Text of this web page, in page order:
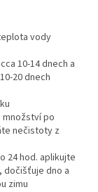
vody
10-14 dnech a
20 dnech
po
nečistoty z
24 hod. aplikujte
dočišťuje dno a
zimu